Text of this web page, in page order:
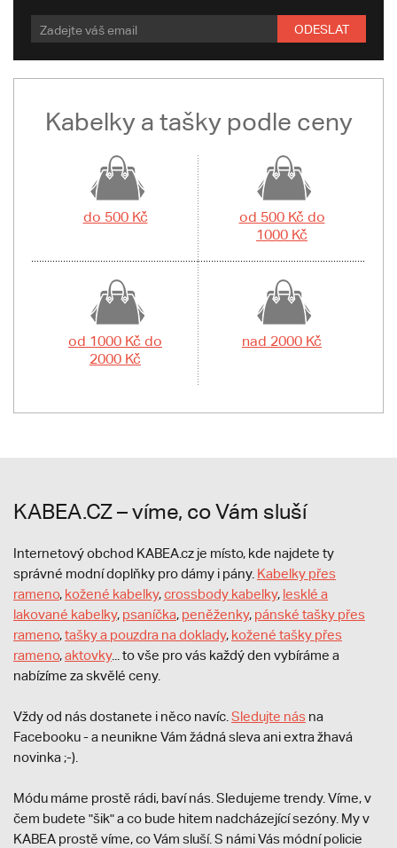
ODESLAT
Kabelky a tašky podle ceny
do 500 Kč
od 500 Kč do
1000 Kč
od 1000 Kč do
2000 Kč
nad 2000 Kč
KABEA.CZ – víme, co Vám sluší
Internetový obchod KABEA.cz je místo, kde najdete ty
správné modní doplňky pro dámy i pány. Kabelky přes
rameno, kožené kabelky,crossbody kabelky, lesklé a
lakované kabelky, psaníčka, peněženky, pánské tašky přes
rameno,tašky a pouzdra na doklady, kožené tašky přes
rameno,aktovky... to vše pro vás každý den vybíráme a
nabízíme za skvělé ceny.
Vždy od nás dostanete i něco navíc. Sledujte nás na
Facebooku - a neunikne Vám žádná sleva ani extra žhavá
novinka ;-).
Módu máme prostě rádi, baví nás. Sledujeme trendy. Víme, v
čem budete "šik" a co bude hitem nadcházející sezóny. My v
KABEA prostě víme, co Vám sluší. S námi Vás módní policie